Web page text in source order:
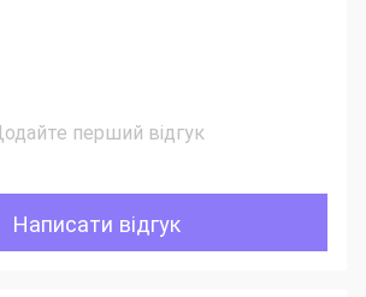
перший відгук
Написати відгук